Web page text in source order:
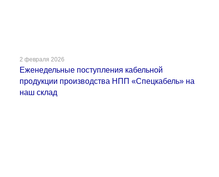
2 февраля 2026
Еженедельные поступления кабельной
продукции производства НПП «Спецкабель» на
наш склад